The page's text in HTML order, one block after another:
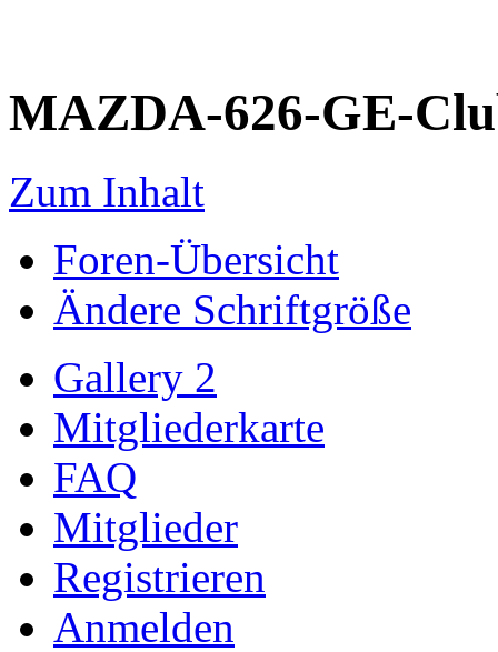
MAZDA-626-GE-
Zum Inhalt
Foren-Übersicht
Ändere Schriftgröße
Gallery 2
Mitgliederkarte
FAQ
Mitglieder
Registrieren
Anmelden